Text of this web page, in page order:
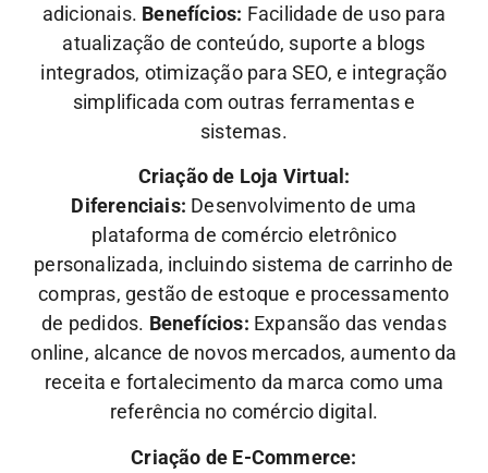
adicionais. Benefícios: Facilidade de uso para
atualização de conteúdo, suporte a blogs
integrados, otimização para SEO, e integração
simplificada com outras ferramentas e
sistemas.
Criação de Loja Virtual:
Diferenciais: Desenvolvimento de uma
plataforma de comércio eletrônico
personalizada, incluindo sistema de carrinho de
compras, gestão de estoque e processamento
de pedidos. Benefícios: Expansão das vendas
online, alcance de novos mercados, aumento da
receita e fortalecimento da marca como uma
referência no comércio digital.
Criação de E-Commerce: